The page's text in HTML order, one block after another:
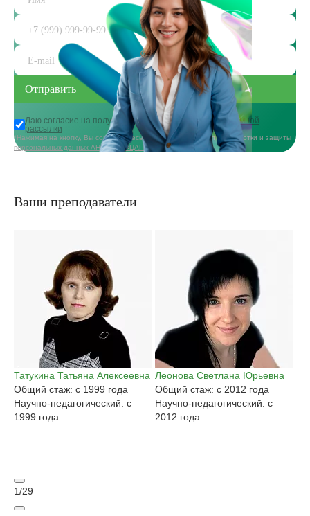
Даю согласие на получениеинформационной и рекламной
рассылки
*Нажимая на кнопку, Вы соглашаетесь сполитикой в области обработки и защиты
персональных данных АНО ДПО «ЦАППКК»
Ваши преподаватели
Татукина Татьяна Алексеевна
Общий стаж: с 1999 года
Научно-педагогический: с
1999 года
Леонова Светлана Юрьевна
Общий стаж: с 2012 года
Научно-педагогический: с
2012 года
1/29